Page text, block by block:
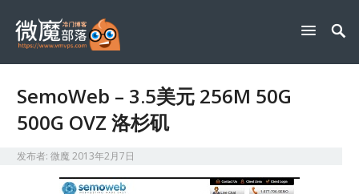
SemoWeb – 3.5美元 256M 50G
500G OVZ 洛杉矶
发布者:微魔2013年2月7日